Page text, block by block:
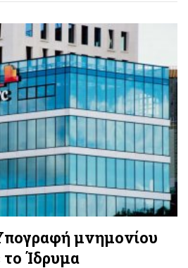
μνημονίου
το Ίδρυμα